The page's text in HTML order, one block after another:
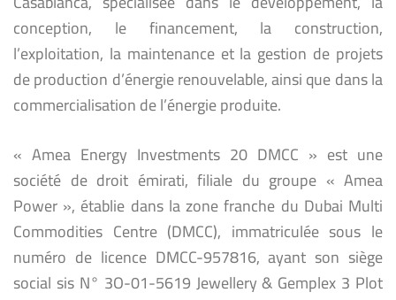
conception, le financement, la construction,
l’exploitation, la maintenance et la gestion de projets
de production d’énergie renouvelable, ainsi que dans la
commercialisation de l’énergie produite.
« Amea Energy Investments 20 DMCC » est une
société de droit émirati, filiale du groupe « Amea
Power », établie dans la zone franche du Dubai Multi
Commodities Centre (DMCC), immatriculée sous le
numéro de licence DMCC-957816, ayant son siège
social sis N° 3O-01-5619 Jewellery & Gemplex 3 Plot